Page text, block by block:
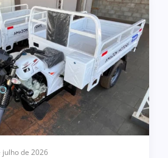
julho de 2026